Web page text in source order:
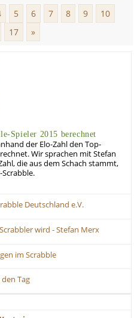
5 6 7 8 9
10
17 »
Spieler 2015 berechnet
der Elo-Zahl den Top-
Wir sprachen mit Stefan
die aus dem Schach stammt,
Deutschland e.V.
wird - Stefan Merx
im Scrabble
Tag